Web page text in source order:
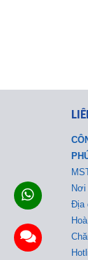
Địa